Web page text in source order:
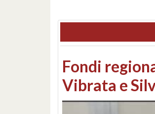
lungomare:
abusiva